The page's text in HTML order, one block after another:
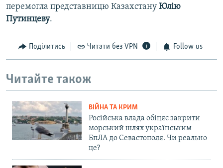
перемогла представницю Казахстану Юлію
Путинцеву.
Поділитись Читати без VPN Follow us
Читайте також
ВІЙНА ТА КРИМ
Російська влада обіцяє закрити
морський шлях українським
БпЛА до Севастополя. Чи реально
це?